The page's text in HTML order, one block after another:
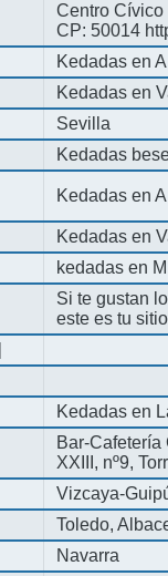
Centro Cívico
CP: 50014
Kedadas en
Kedadas en
Sevilla
Kedadas
Kedadas en
Kedadas en
kedadas en
Si te gustan
este es tu
Kedadas en
Bar-
XXIII, nº9,
Vizcaya-
Toledo,
Navarra